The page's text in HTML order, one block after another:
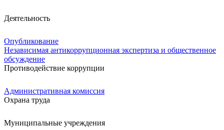
Деятельность
Опубликование
Независимая антикоррупционная экспертиза и общественное
обсуждение
Противодействие коррупции
Административная комиссия
Охрана труда
Муниципальные учреждения